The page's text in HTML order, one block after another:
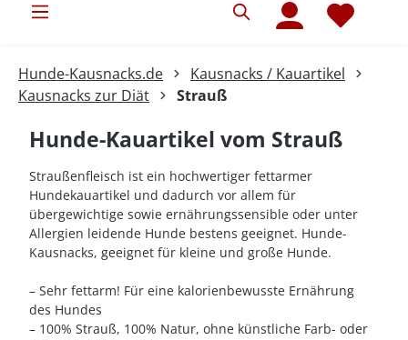
Hunde-Kausnacks.de
Kausnacks / Kauartikel
Kausnacks zur Diät
Strauß
Hunde-Kauartikel vom Strauß
Straußenfleisch ist ein hochwertiger fettarmer
Hundekauartikel und dadurch vor allem für
übergewichtige sowie ernährungssensible oder unter
Allergien leidende Hunde bestens geeignet. Hunde-
Kausnacks, geeignet für kleine und große Hunde.
– Sehr fettarm! Für eine kalorienbewusste Ernährung
des Hundes
– 100% Strauß, 100% Natur, ohne künstliche Farb- oder